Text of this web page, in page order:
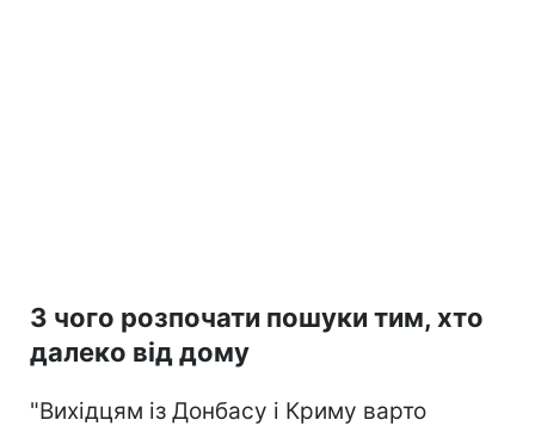
З чого розпочати пошуки тим, хто
далеко від дому
"Вихідцям із Донбасу і Криму варто